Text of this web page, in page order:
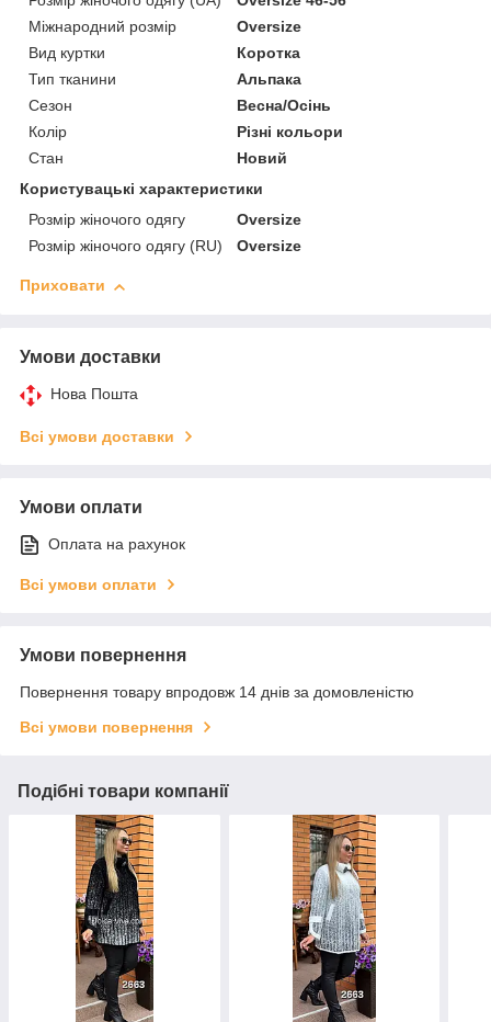
Міжнародний розмір
Oversize
Вид куртки
Коротка
Тип тканини
Альпака
Сезон
Весна/Осінь
Колір
Різні кольори
Стан
Новий
Користувацькі характеристики
Розмір жіночого одягу
Oversize
Розмір жіночого одягу (RU)
Oversize
Приховати
Умови доставки
Нова Пошта
Всі умови доставки
Умови оплати
Оплата на рахунок
Всі умови оплати
Умови повернення
Повернення товару впродовж 14 днів за домовленістю
Всі умови повернення
Подібні товари компанії